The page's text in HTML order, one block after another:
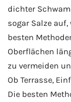
dichter
sogar Salze
besten
Oberflächen
zu vermeiden
Ob Terrasse,
Die besten